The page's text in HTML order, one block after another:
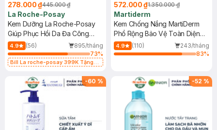
278.000 ₫445.000 ₫
La Roche-Posay
Kem Dưỡng La Roche-Posay
Giúp Phục Hồi Da Đa Công
Dụng 40ml
4.9 (56)
895/tháng
73%
Bill La roche-posay 399K Tặng
(SL có hạn)
572.000 ₫1.350.000 ₫
Martiderm
Kem Chống Nắng MartiDerm
Phổ Rộng Bảo Vệ Toàn Diện
40ml
4.9 (110)
243/tháng
83%
-60 % -52 %